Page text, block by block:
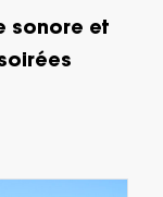
sonore et